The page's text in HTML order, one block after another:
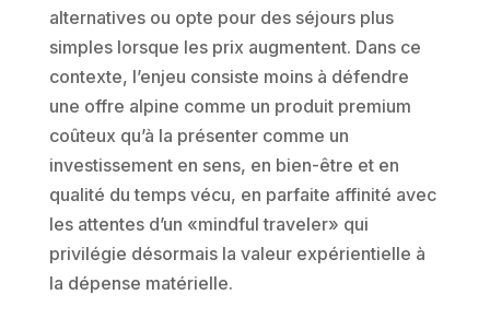
alternatives ou opte pour des séjours plus
simples lorsque les prix augmentent. Dans ce
contexte, l’enjeu consiste moins à défendre
une offre alpine comme un produit premium
coûteux qu’à la présenter comme un
investissement en sens, en bien-être et en
qualité du temps vécu, en parfaite affinité avec
les attentes d’un «mindful traveler» qui
privilégie désormais la valeur expérientielle à
la dépense matérielle.